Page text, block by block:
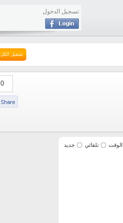
تسجيل الدخول
تشغيل الكل
0
تلقائي جديد